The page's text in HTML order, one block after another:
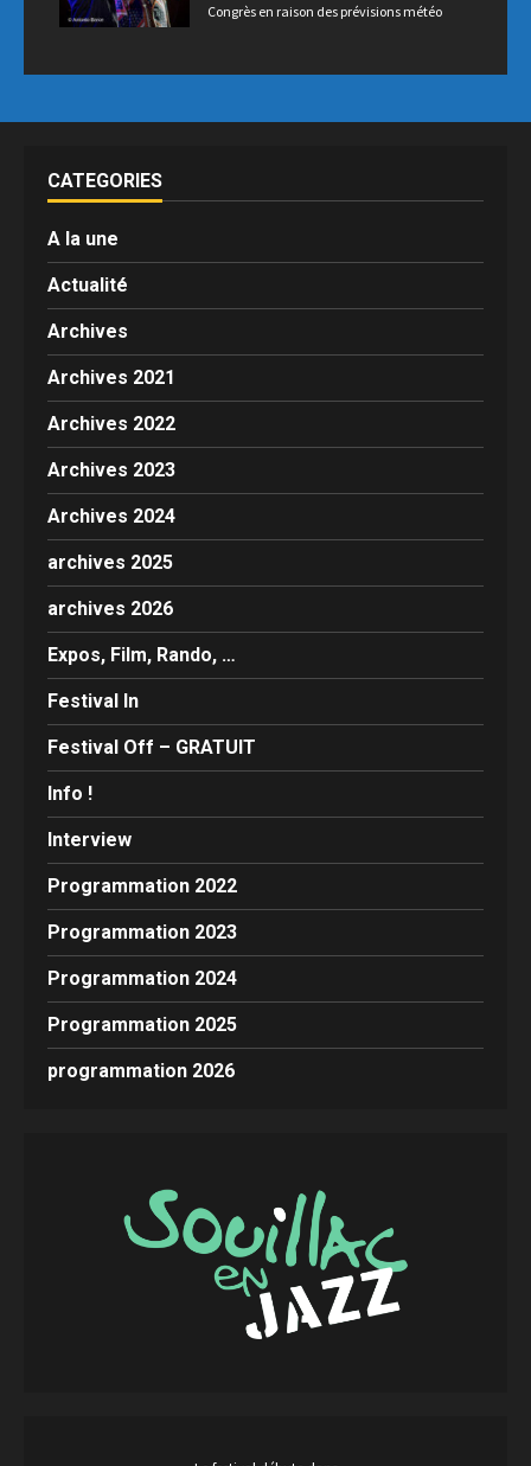
Congrès en raison des prévisions météo
CATEGORIES
A la une
Actualité
Archives
Archives 2021
Archives 2022
Archives 2023
Archives 2024
archives 2025
archives 2026
Expos, Film, Rando, …
Festival In
Festival Off – GRATUIT
Info !
Interview
Programmation 2022
Programmation 2023
Programmation 2024
Programmation 2025
programmation 2026